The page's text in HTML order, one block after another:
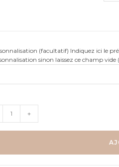
(facultatif) Indiquez ici le
sinon laissez ce champ
+